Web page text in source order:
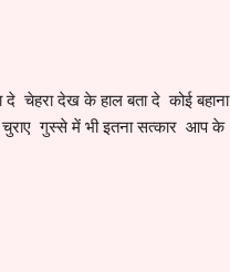
दे चेहरा देख के हाल बता दे कोई बहाना
गुस्से में भी इतना सत्कार आप के